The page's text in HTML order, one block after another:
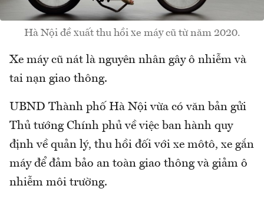
Hà Nội đề xuất thu hồi xe máy cũ từ năm 2020.
Xe máy cũ nát là nguyên nhân gây ô nhiễm và
tai nạn giao thông.
UBND Thành phố Hà Nội vừa có văn bản gửi
Thủ tướng Chính phủ về việc ban hành quy
định về quản lý, thu hồi đối với xe môtô, xe gắn
máy để đảm bảo an toàn giao thông và giảm ô
nhiễm môi trường.